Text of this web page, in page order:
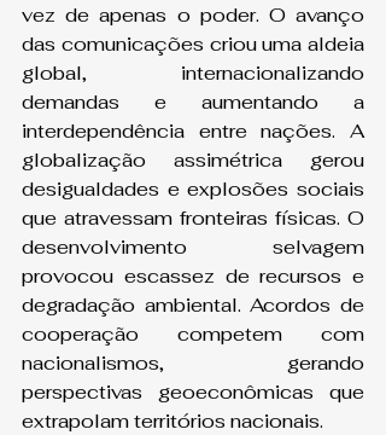
vez de apenas o poder. O avanço
das comunicações criou uma aldeia
global, internacionalizando
demandas e aumentando a
interdependência entre nações. A
globalização assimétrica gerou
desigualdades e explosões sociais
que atravessam fronteiras físicas. O
desenvolvimento selvagem
provocou escassez de recursos e
degradação ambiental. Acordos de
cooperação competem com
nacionalismos, gerando
perspectivas geoeconômicas que
extrapolam territórios nacionais.